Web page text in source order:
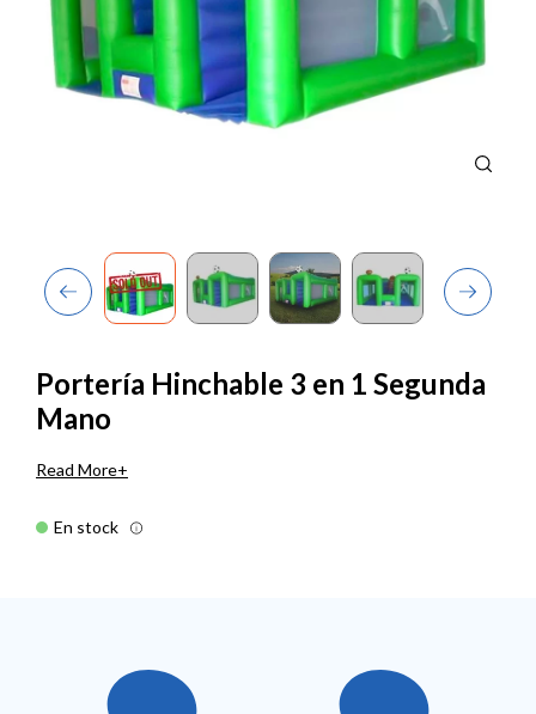
Previous Next
Portería Hinchable 3 en 1 Segunda
Mano
Read More
En stock